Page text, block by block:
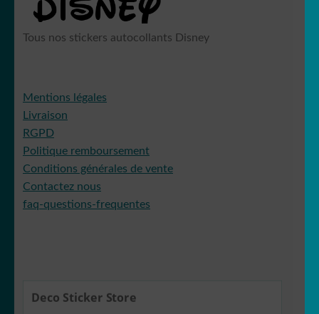
Tous nos stickers autocollants Disney
Mentions légales
Livraison
RGPD
Politique remboursement
Conditions générales de vente
Contactez nous
faq-questions-frequentes
Deco Sticker Store